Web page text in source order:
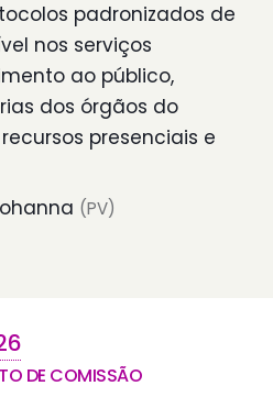
padronizados de
nos serviços
ao público,
dos órgãos do
presenciais e
(PV)
DE COMISSÃO